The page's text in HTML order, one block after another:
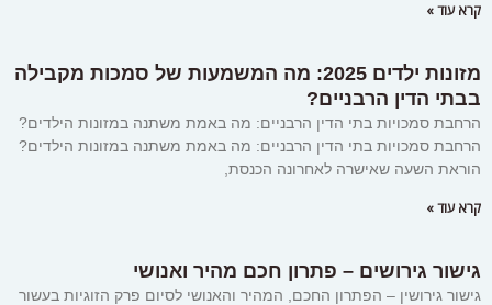
קרא עוד »
מזונות ילדים 2025: מה המשמעות של סמכות מקבילה
בבתי הדין הרבניים?
הרחבת סמכויות בתי הדין הרבניים: מה באמת משתנה במזונות הילדים?
הרחבת סמכויות בתי הדין הרבניים: מה באמת משתנה במזונות הילדים?
הוראת השעה שאישרה לאחרונה הכנסת,
קרא עוד »
גישור גירושים – פתרון חכם מהיר ואנושי
גישור גירושין – הפתרון החכם, המהיר והאנושי לסיום פרק הזוגיות בעשור